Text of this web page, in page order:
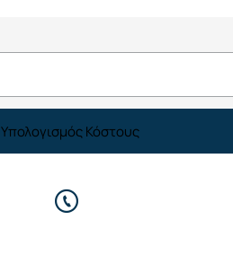
Υπολογισμός Κόστους